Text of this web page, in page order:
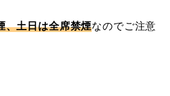
、土日は全席禁煙なのでご注意